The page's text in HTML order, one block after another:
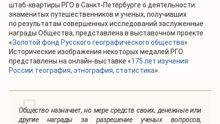
штаб-квартиры РГО в Санкт-Петербурге о деятельности
знаменитых путешественников и ученых, получивших
по результатам совершенных исследований заслуженные
награды Общества, представлена в выставочном проекте
«Золотой фонд Русского географического общества».
Исторические изображения некоторых медалей РГО
представлены на онлайн-выставке «175 лет изучения
России: география, этнография, статистика».
Общество назначает, но мере средств своих, денежные или
другие награды за разрешение ученых вопросов,